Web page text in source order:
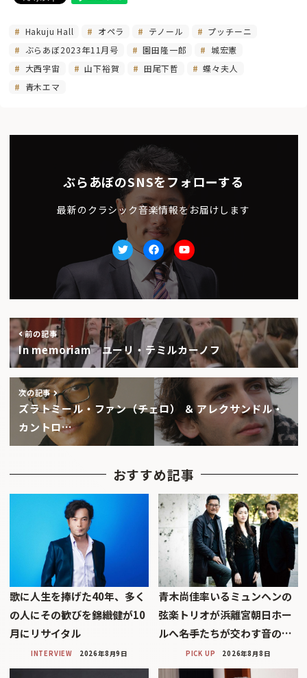
Hakuju Hall オペラ テノール
プッチーニ
ぶらあぼ2023年11月号
園田隆一郎
城宏憲
大西宇宙
山下裕賀 田尾下哲
蝶々夫人
青木エマ
ぶらあぼのSNSをフォローする
最新のクラシック音楽情報をお届けします
TwitterfacebookYoutube
前の記事
In memoriam ユーリ・テミルカーノフ
次の記事
ズラトミール・ファン（チェロ） ＆ アレクサンドル・
カントロ…
おすすめ記事
歌に人生を捧げた40年、多く
の人にその歓びを錦織健が10
月にリサイタル
INTERVIEW 2026年8月9日
青木尚佳率いるミュンヘンの
弦楽トリオが浜離宮朝日ホー
ルへ――名手たちが交わす音の…
PICK UP 2026年8月8日